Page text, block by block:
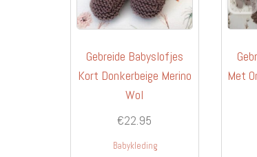
Gebreide Babyslofjes
Kort Donkerbeige Merino
Wol
€22.95
Babykleding
Met